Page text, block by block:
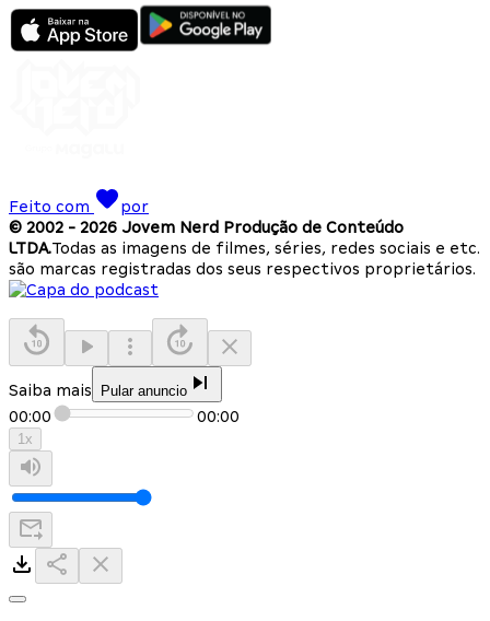
Feito com
por
© 2002 - 2026 Jovem Nerd Produção de Conteúdo
LTDA.Todas as imagens de filmes, séries, redes sociais e etc.
são marcas registradas dos seus respectivos proprietários.
Saiba mais Pular anuncio
00:00 00:00
1x